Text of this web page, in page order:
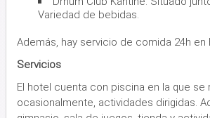
Variedad de bebidas.
Además, hay servicio de comida 24h en
Servicios
El hotel cuenta con piscina en la que se
ocasionalmente, actividades dirigidas.